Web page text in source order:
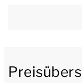
Kühlschrank mit